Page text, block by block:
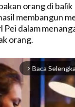
orang di balik
membangun
Pei dalam
orang.
arrow_forward_ios Baca